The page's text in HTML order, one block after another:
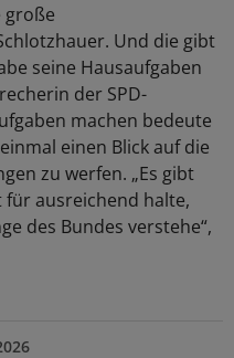
große
Und die gibt
seine Hausaufgaben
der SPD-
machen bedeute
einen Blick auf die
zu werfen. „Es gibt
für ausreichend halte,
des Bundes verstehe“,